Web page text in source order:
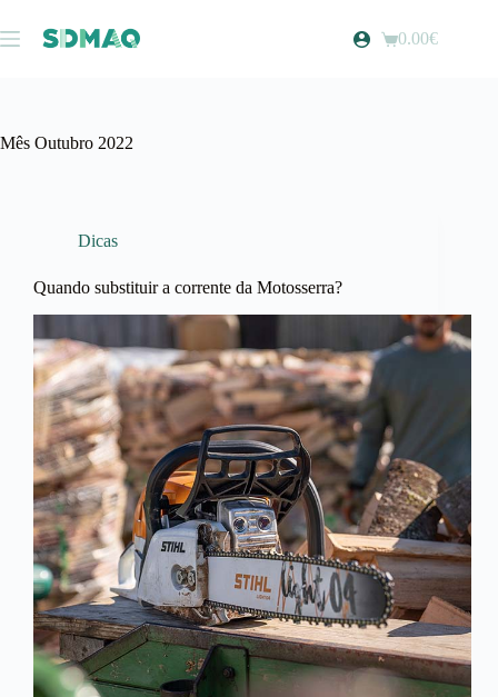
para
o
Carrinho
0.00€
Mês Outubro 2022
Dicas
Quando substituir a corrente da Motosserra?